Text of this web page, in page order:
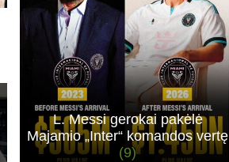
L. Messi gerokai pakėlė
Majamio „Inter“ komandos vertę
(9)